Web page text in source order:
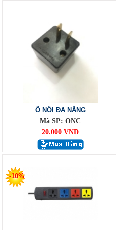
Ô NỐI ĐA NĂNG
Mã SP: ONC
20.000 VND
-10%